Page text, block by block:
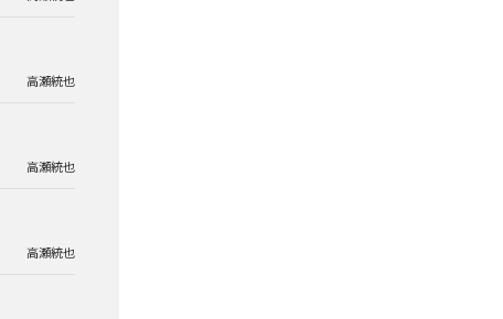
高瀬統也
高瀬統也
高瀬統也